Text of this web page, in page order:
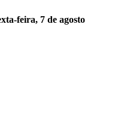
feira, 7 de agosto